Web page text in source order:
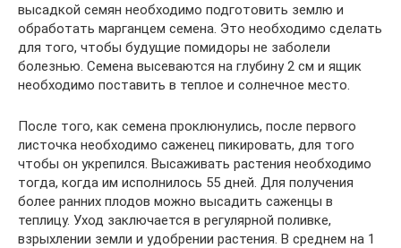
высадкой семян необходимо подготовить землю и
обработать марганцем семена. Это необходимо сделать
для того, чтобы будущие помидоры не заболели
болезнью. Семена высеваются на глубину 2 см и ящик
необходимо поставить в теплое и солнечное место.
После того, как семена проклюнулись, после первого
листочка необходимо саженец пикировать, для того
чтобы он укрепился. Высаживать растения необходимо
тогда, когда им исполнилось 55 дней. Для получения
более ранних плодов можно высадить саженцы в
теплицу. Уход заключается в регулярной поливке,
взрыхлении земли и удобрении растения. В среднем на 1